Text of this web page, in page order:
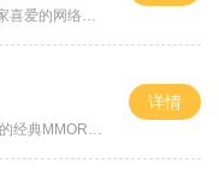
传奇世界sf发布网页是一款备受玩家喜爱的网络游戏平台。它以其独特的玩法和丰富的游戏内容而闻名于世。无论是老玩家还是新手，都可以在这个平台上找到乐趣。传奇世界sf发布网页
传奇世界手游是一款备受玩家热爱的经典MMORPG游戏。在这款游戏中，玩家可以体验到传奇世界的美妙冒险。与其他传奇手游不同的是，这款游戏并不需要氪金，玩家可以完全凭借自己的
详情